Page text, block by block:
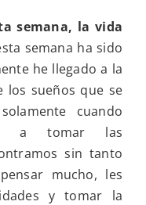
semana, la vida
semana ha sido
he llegado a la
los sueños que se
cuando
a tomar las
sin tanto
mucho, les
y tomar la